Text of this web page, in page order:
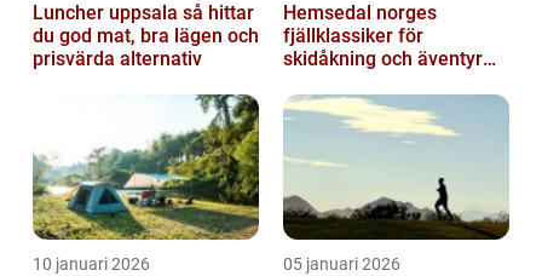
Luncher uppsala så hittar
du god mat, bra lägen och
prisvärda alternativ
Hemsedal norges
fjällklassiker för
skidåkning och äventyr
10 januari 2026 05 januari 2026